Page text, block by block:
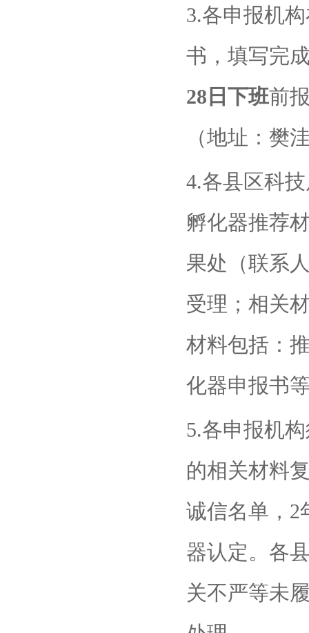
3.各申报机
书，填写完
28日下班前
（地址：樊
4.各县区科
孵化器推荐
果处（联系
受理；相关
材料包括：
化器申报书
5.各申报机
的相关材料
诚信名单，2
器认定。各
关不严等未